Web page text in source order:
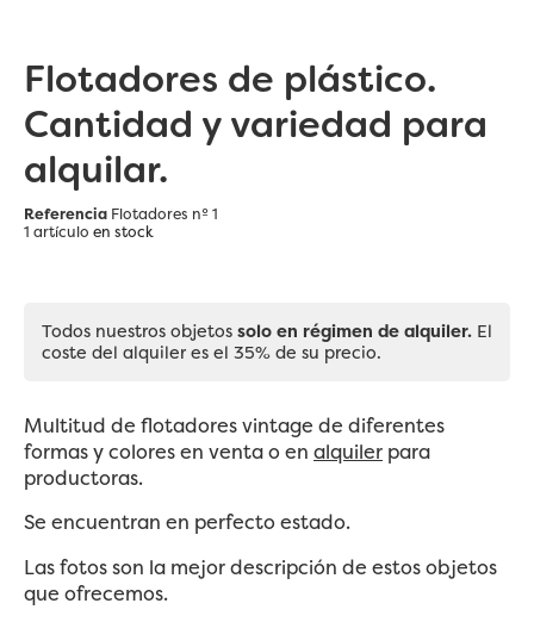
Flotadores de plástico.
Cantidad y variedad para
alquilar.
Referencia Flotadores nº 1
1 artículo en stock
Todos nuestros objetos solo en régimen de alquiler. El
coste del alquiler es el 35% de su precio.
Multitud de flotadores vintage de diferentes
formas y colores en venta o en alquiler para
productoras.
Se encuentran en perfecto estado.
Las fotos son la mejor descripción de estos objetos
que ofrecemos.